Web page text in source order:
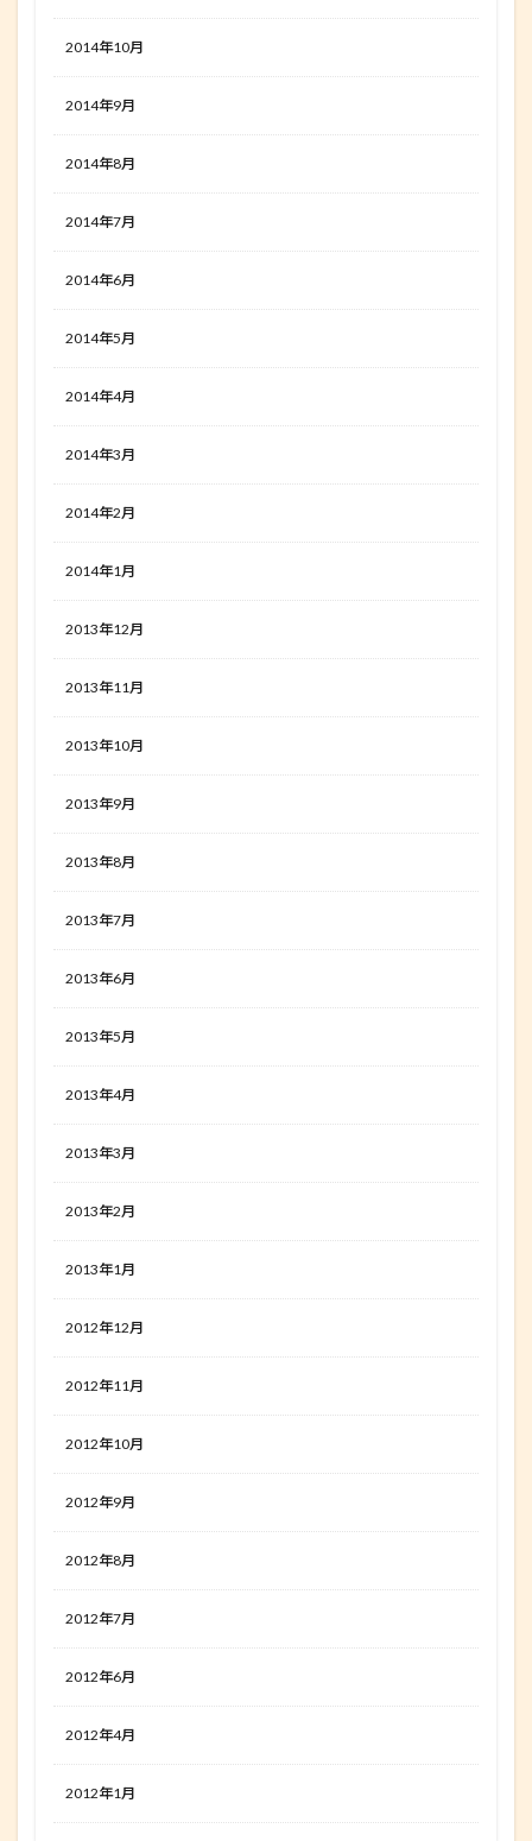
2014年10月
2014年9月
2014年8月
2014年7月
2014年6月
2014年5月
2014年4月
2014年3月
2014年2月
2014年1月
2013年12月
2013年11月
2013年10月
2013年9月
2013年8月
2013年7月
2013年6月
2013年5月
2013年4月
2013年3月
2013年2月
2013年1月
2012年12月
2012年11月
2012年10月
2012年9月
2012年8月
2012年7月
2012年6月
2012年4月
2012年1月